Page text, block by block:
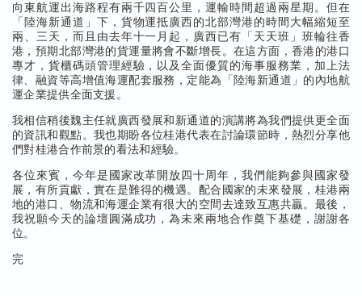
向東航運出海路程有兩千四百公里，運輸時間超過兩星期。但在
「陸海新通道」下，貨物運抵廣西的北部灣港的時間大幅縮短至
兩、三天，而且由去年十一月起，廣西已有「天天班」班輪往香
港，預期北部灣港的貨運量將會不斷增長。在這方面，香港的港口
專才，貨櫃碼頭管理經驗，以及全面優質的海事服務業，加上法
律、融資等高增值海運配套服務，定能為「陸海新通道」的內地航
運企業提供全面支援。
我相信稍後魏主任就廣西發展和新通道的演講將為我們提供更全面
的資訊和觀點。我也期盼各位桂港代表在討論環節時，熱烈分享他
們對桂港合作前景的看法和經驗。
各位來賓，今年是國家改革開放四十周年，我們能夠參與國家發
展，有所貢獻，實在是難得的機遇。配合國家的未來發展，桂港兩
地的港口、物流和海運企業有很大的空間去達致互惠共贏。最後，
我祝願今天的論壇圓滿成功，為未來兩地合作奠下基礎，謝謝各
位。
完